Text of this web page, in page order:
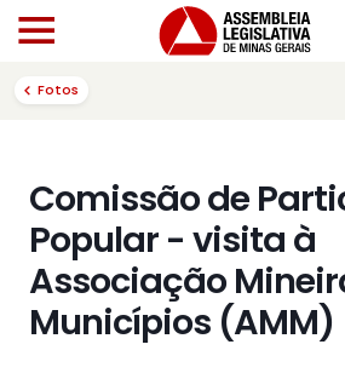
Fotos
Comissão de
Popular - visita à
Associação
Municípios (AMM)